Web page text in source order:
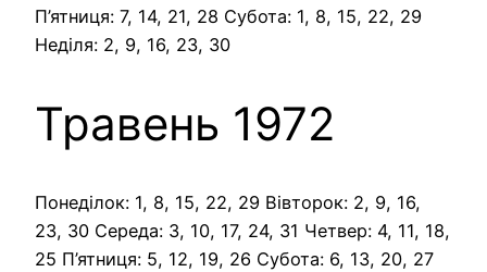
П’ятниця: 7, 14, 21, 28 Субота: 1, 8, 15, 22, 29
Неділя: 2, 9, 16, 23, 30
Травень 1972
Понеділок: 1, 8, 15, 22, 29 Вівторок: 2, 9, 16,
23, 30 Середа: 3, 10, 17, 24, 31 Четвер: 4, 11, 18,
25 П’ятниця: 5, 12, 19, 26 Субота: 6, 13, 20, 27